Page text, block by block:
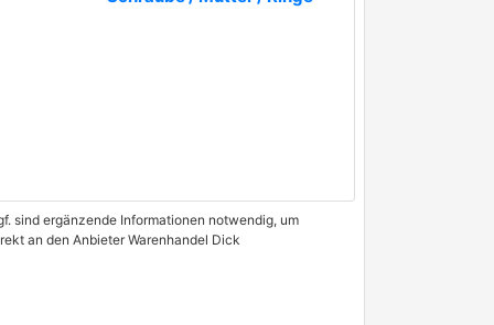
sind ergänzende Informationen notwendig, um
an den Anbieter Warenhandel Dick